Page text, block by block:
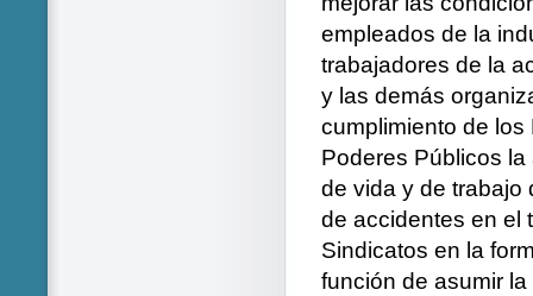
empleados de la
trabajadores de la
y las demás
cumplimiento de
Poderes Públicos
de vida y de trabajo
de accidentes en el
Sindicatos en la
función de asumir